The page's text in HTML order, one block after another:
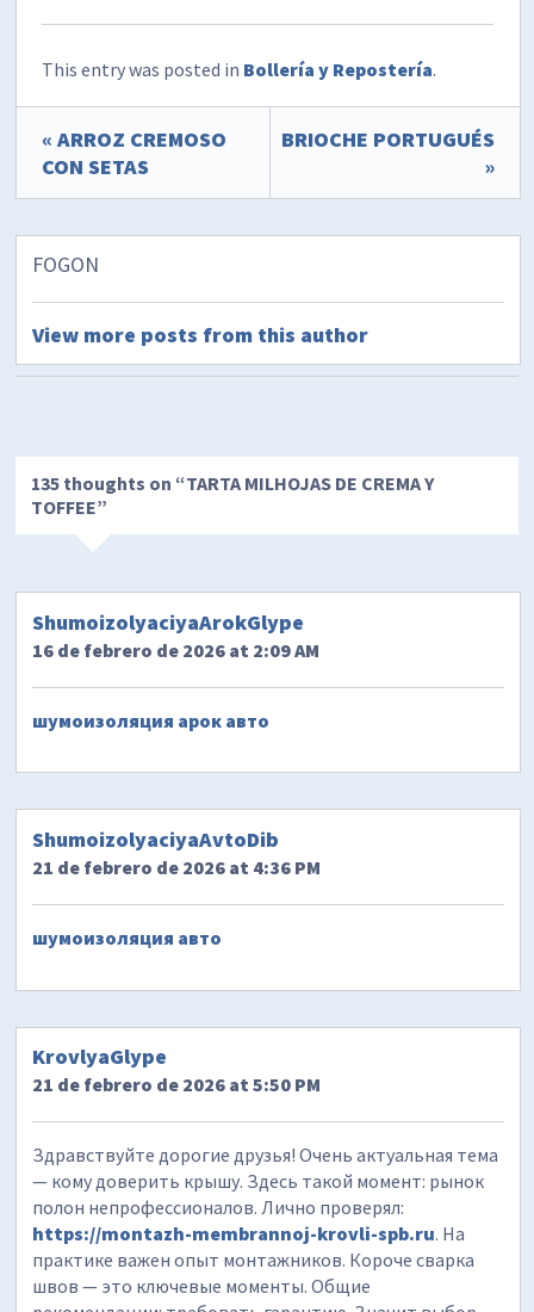
This entry was posted in Bollería y Repostería.
« ARROZ CREMOSO
CON SETAS
BRIOCHE PORTUGUÉS
»
FOGON
View more posts from this author
135 thoughts on “TARTA MILHOJAS DE CREMA Y
TOFFEE”
ShumoizolyaciyaArokGlype
16 de febrero de 2026 at 2:09 AM
шумоизоляция арок авто
ShumoizolyaciyaAvtoDib
21 de febrero de 2026 at 4:36 PM
шумоизоляция авто
KrovlyaGlype
21 de febrero de 2026 at 5:50 PM
Здравствуйте дорогие друзья! Очень актуальная тема
— кому доверить крышу. Здесь такой момент: рынок
полон непрофессионалов. Лично проверял:
https://montazh-membrannoj-krovli-spb.ru. На
практике важен опыт монтажников. Короче сварка
швов — это ключевые моменты. Общие